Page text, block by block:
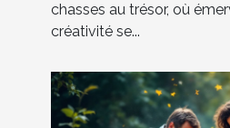
chasses au trésor, où
créativité se...